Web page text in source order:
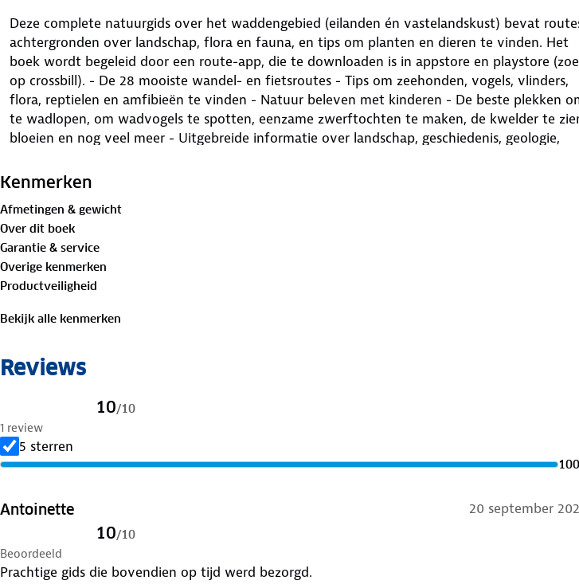
Deze complete natuurgids over het waddengebied (eilanden én vastelandskust) bevat
achtergronden over landschap, flora en fauna, en tips om planten en dieren te vinden. Het
boek wordt begeleid door een route-app, die te downloaden is in appstore en playstore
op crossbill). - De 28 mooiste wandel- en fietsroutes - Tips om zeehonden, vogels, vlinders,
flora, reptielen en amfibieën te vinden - Natuur beleven met kinderen - De beste plekken
te wadlopen, om wadvogels te spotten, eenzame zwerftochten te maken, de kwelder te
bloeien en nog veel meer - Uitgebreide informatie over landschap, geschiedenis, geologie,
Kenmerken
Afmetingen & gewicht
Over dit boek
Garantie & service
Overige kenmerken
Productveiligheid
Bekijk alle kenmerken
Reviews
10/10
1 review
5 sterren
100
Antoinette 20 september
10/10
Beoordeeld
Prachtige gids die bovendien op tijd werd bezorgd.